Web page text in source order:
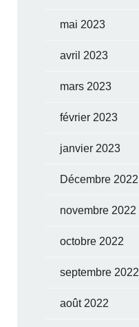
mai 2023
avril 2023
mars 2023
février 2023
janvier 2023
Décembre 2022
novembre 2022
octobre 2022
septembre 2022
août 2022